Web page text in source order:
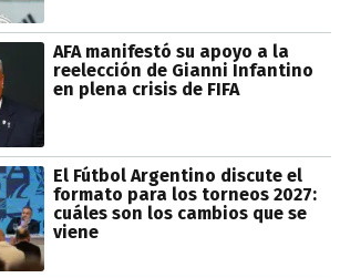
AFA manifestó su apoyo a la
reelección de Gianni Infantino
en plena crisis de FIFA
El Fútbol Argentino discute el
formato para los torneos 2027:
cuáles son los cambios que se
viene